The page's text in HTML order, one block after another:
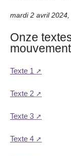
mardi 2 avril 2024
Onze
Texte 1
Texte 2
Texte 3
Texte 4